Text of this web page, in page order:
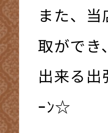
また、
取ができ
出来る
ｰﾝ☆